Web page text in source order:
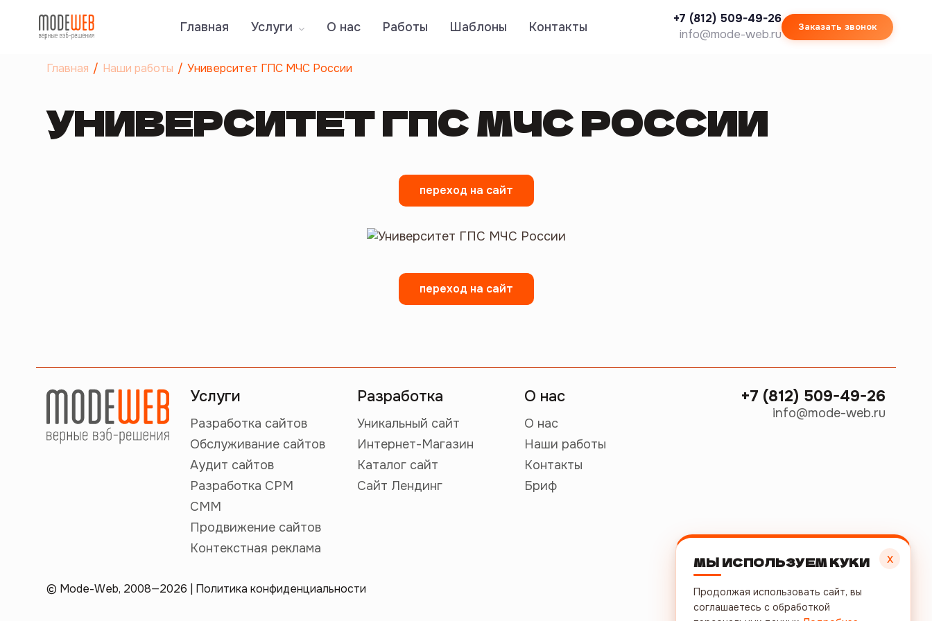
Главная Услуги О нас Работы Шаблоны Контакты
+7 (812) 509-49-26
info@mode-web.ru
Заказать звонок
Главная Наши работы Университет ГПС МЧС России
УНИВЕРСИТЕТ ГПС МЧС РОССИИ
переход на сайт
переход на сайт
Услуги
Разработка сайтов
Обслуживание сайтов
Аудит сайтов
Разработка СРМ
СММ
Продвижение сайтов
Контекстная реклама
Разработка
Уникальный сайт
Интернет-Магазин
Каталог сайт
Сайт Лендинг
О нас
О нас
Наши работы
Контакты
Бриф
+7 (812) 509-49-26
info@mode-web.ru
© Mode-Web, 2008—2026 | Политика конфиденциальности
х
МЫ ИСПОЛЬЗУЕМ КУКИ
Продолжая использовать сайт, вы
соглашаетесь с обработкой